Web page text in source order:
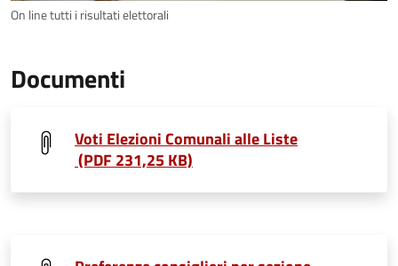
On line tutti i risultati elettorali
Documenti
Voti Elezioni Comunali alle Liste
(PDF 231,25 KB)